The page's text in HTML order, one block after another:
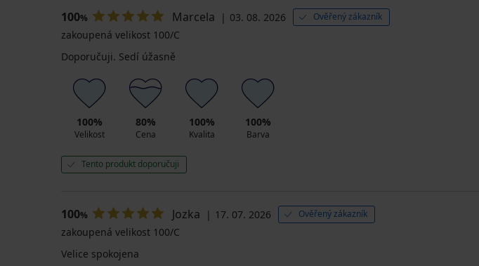
100% Marcela 03. 08. 2026 Ověřený zákazník
zakoupená velikost 100/C
Doporučuji. Sedí úžasně
100%
Velikost
80%
Cena
100%
Kvalita
100%
Barva
Tento produkt doporučuji
100% Jozka 17. 07. 2026 Ověřený zákazník
zakoupená velikost 100/C
Velice spokojena